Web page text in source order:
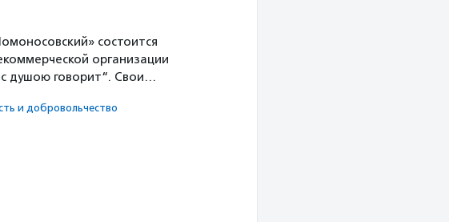
состоится
организации
с душою говорит“. Свои…
и доброволь­чест­во